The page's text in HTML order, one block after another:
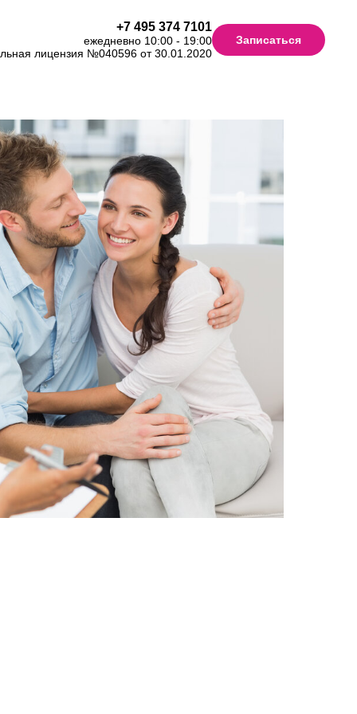
+7 495 374 7101
ежедневно 10:00 - 19:00
лицензия №040596 от 30.01.2020
Записаться